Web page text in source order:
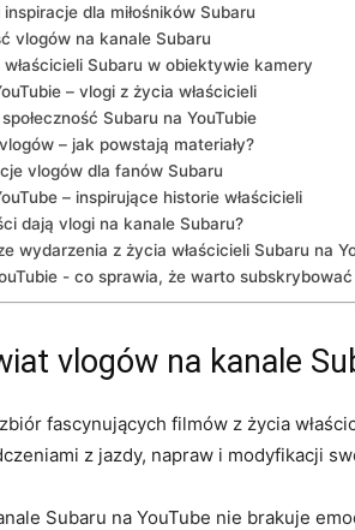
dla miłośników Subaru
vlogów na ⁣kanale Subaru
Subaru w obiektywie kamery
– vlogi z życia⁢ właścicieli
Subaru na YouTubie
– jak ‍powstają materiały?
vlogów​ dla fanów Subaru
– inspirujące ⁢historie właścicieli
dają vlogi na kanale⁣ Subaru?
wydarzenia z⁤ życia właścicieli Subaru na
-‌ co sprawia, że warto⁤ subskrybować
‌vlogów na kanale
fascynujących filmów z życia
z​ jazdy, napraw⁤ i modyfikacji
Subaru ⁣na​ YouTube nie brakuje